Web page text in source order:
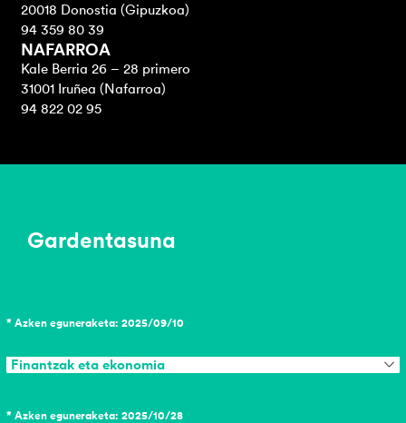
20018 Donostia (Gipuzkoa)
94 359 80 39
NAFARROA
Kale Berria 26 – 28 primero
31001 Iruñea (Nafarroa)
94 822 02 95
Gardentasuna
* Azken eguneraketa: 2025/09/10
Finantzak eta ekonomia
* Azken eguneraketa: 2025/10/28